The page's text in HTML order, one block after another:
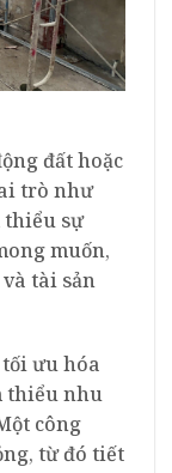
đất hoặc
trò như
thiểu sự
muốn,
tài sản
ưu hóa
thiểu nhu
công
từ đó tiết